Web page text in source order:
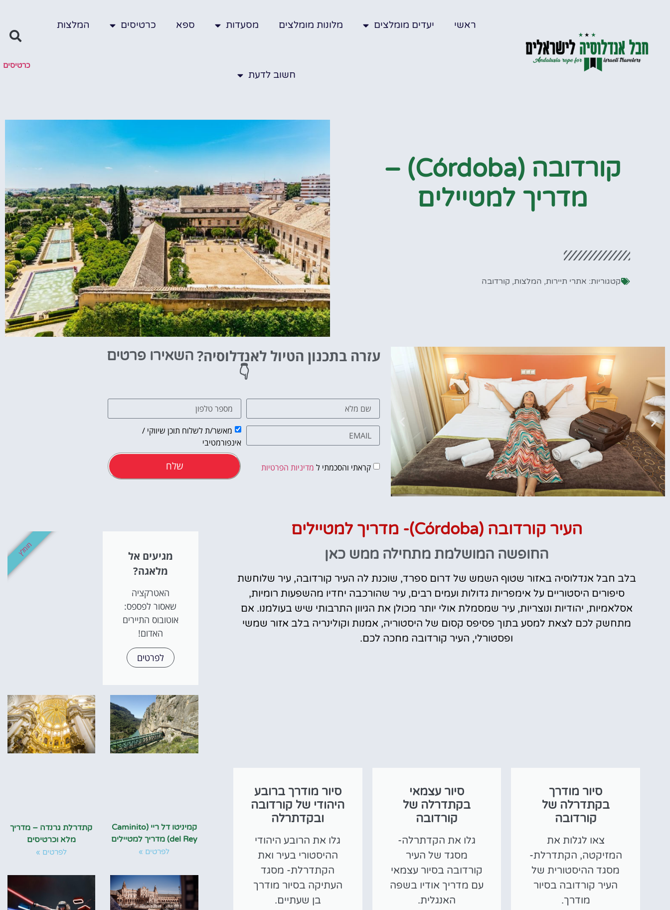
ראשי יעדים מומלצים מלונות מומלצים מסעדות ספא כרטיסים המלצות
חשוב לדעת
כרטיסים
קורדובה (Córdoba) –
מדריך למטיילים
קטגוריות: אתרי תיירות, המלצות, קורדובה
מלונות
לחצו
פה!
טיסות
מציאת
טיסה זולה?
לחצו
פה!
וסיורים
הפעילויות השוות
עזרה בתכנון הטיול לאנדלוסיה? השאירו פרטים
👇
מאשר/ת לשלוח תוכן שיווקי /
אינפורמטיבי
קראתי והסכמתי ל מדיניות הפרטיות שלח
העיר קורדובה (Córdoba)- מדריך למטיילים
החופשה המושלמת מתחילה ממש כאן
בלב חבל אנדלוסיה באזור שטוף השמש של דרום ספרד, שוכנת לה העיר קורדובה, עיר שלוחשת
סיפורים היסטוריים על אימפריות גדולות ועמים רבים, עיר שהורכבה יחדיו מהשפעות רומיות,
אסלאמיות, יהודיות ונוצריות, עיר שמסמלת אולי יותר מכולן את הגיוון התרבותי שיש בעולמנו. אם
מתחשק לכם לצאת למסע בתוך פסיפס קסום של היסטוריה, אמנות וקולינריה בלב אזור שמשי
ופסטורלי, העיר קורדובה מחכה לכם.
סיור מודרך
בקתדרלה של
קורדובה
צאו לגלות את
המזיקטה, הקתדרלת-
מסגד ההיסטורית של
העיר קורדובה בסיור
מודרך.
סיור עצמאי
בקתדרלה של
קורדובה
גלו את הקדתרלה-
מסגד של העיר
קורדובה בסיור עצמאי
עם מדריך אודיו בשפה
האנגלית.
סיור מודרך ברובע
היהודי של קורדובה
ובקדתרלה
גלו את הרובע היהודי
ההיסטורי בעיר ואת
הקתדרלת- מסגד
העתיקה בסיור מודרך
בן שעתיים.
מגיעים אל
מלאגה?
האטרקציה
שאסור לפספס:
אוטובוס התיירים
האדום!
לפרטים
מומלץ
קמיניטו דל ריי (Caminito
del Rey) מדריך למטיילים
לפרטים »
קתדרלת גרנדה – מדריך
מלא וכרטיסים
לפרטים »